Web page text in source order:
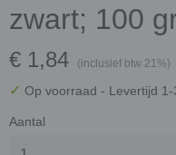
zwart; 100
€ 1,84 (inclusief btw 21%)
✓ Op voorraad - Levertijd
Aantal